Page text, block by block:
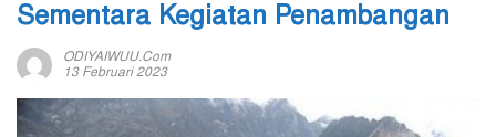
Sementara Kegiatan Penambangan
ODIYAIWUU.com
13 Februari 2023